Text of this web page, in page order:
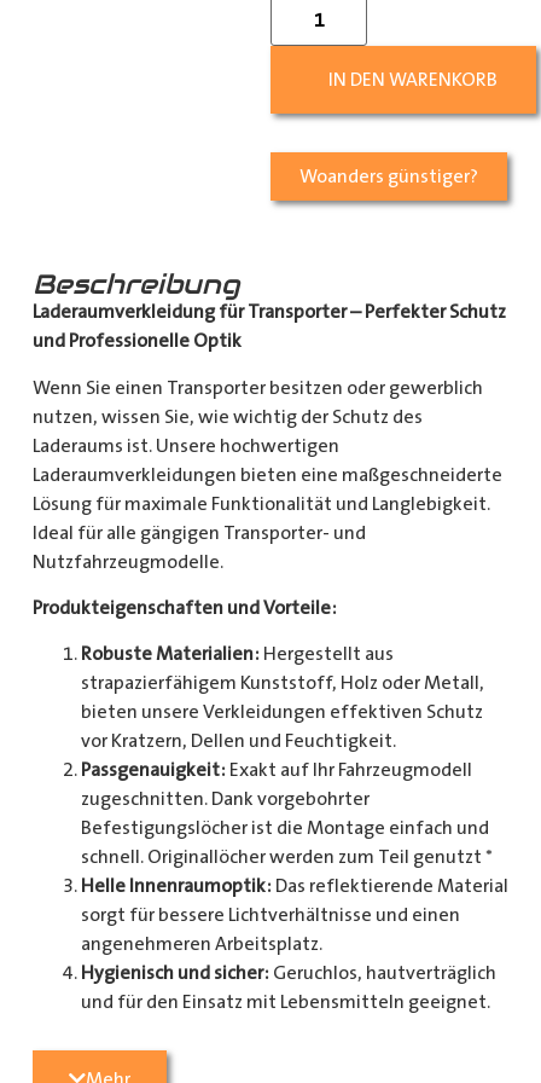
IN DEN WARENKORB
Woanders günstiger?
Beschreibung
Laderaumverkleidung für Transporter – Perfekter Schutz
und Professionelle Optik
Wenn Sie einen Transporter besitzen oder gewerblich
nutzen, wissen Sie, wie wichtig der Schutz des
Laderaums ist. Unsere hochwertigen
Laderaumverkleidungen bieten eine maßgeschneiderte
Lösung für maximale Funktionalität und Langlebigkeit.
Ideal für alle gängigen Transporter- und
Nutzfahrzeugmodelle.
Produkteigenschaften und Vorteile:
Robuste Materialien: Hergestellt aus
strapazierfähigem Kunststoff, Holz oder Metall,
bieten unsere Verkleidungen effektiven Schutz
vor Kratzern, Dellen und Feuchtigkeit.
Passgenauigkeit: Exakt auf Ihr Fahrzeugmodell
zugeschnitten. Dank vorgebohrter
Befestigungslöcher ist die Montage einfach und
schnell. Originallöcher werden zum Teil genutzt *
Helle Innenraumoptik: Das reflektierende Material
sorgt für bessere Lichtverhältnisse und einen
angenehmeren Arbeitsplatz.
Hygienisch und sicher: Geruchlos, hautverträglich
und für den Einsatz mit Lebensmitteln geeignet.
Radkastenschutz, großflächigen Seitenteilen und